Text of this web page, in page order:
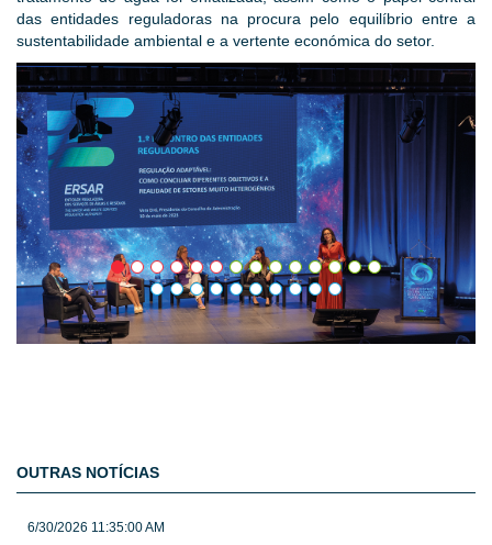
das entidades reguladoras na procura pelo equilíbrio entre a
sustentabilidade ambiental e a vertente económica do setor.
OUTRAS NOTÍCIAS
6/30/2026 11:35:00 AM